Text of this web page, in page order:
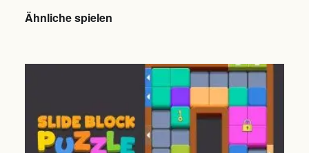
Ähnliche spielen